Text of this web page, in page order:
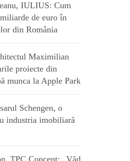
IULIUS: Cum
de euro în
din România
Maximilian
proiecte din
munca la Apple Park
Schengen, o
industria imobiliară
TPC Concept: „Văd